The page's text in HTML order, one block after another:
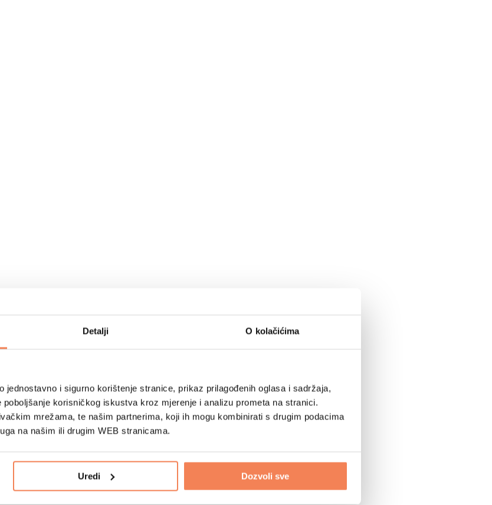
Detalji O kolačićima
jednostavno i sigurno korištenje stranice, prikaz prilagođenih oglasa i sadržaja,
korisničkog iskustva kroz mjerenje i analizu prometa na stranici.
mrežama, te našim partnerima, koji ih mogu kombinirati s drugim podacima
na našim ili drugim WEB stranicama.
Uredi Dozvoli sve